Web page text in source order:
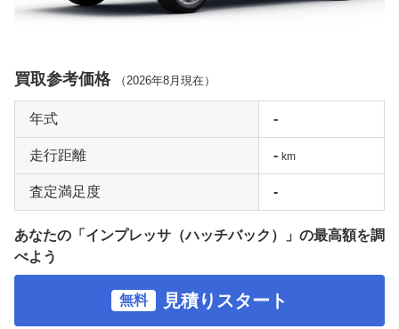
買取参考価格 （ 2026年8月 現在）
年式 -
走行距離 - km
査定満足度 -
あなたの「インプレッサ（ハッチバック）」の最高額を調
べよう
無料 見積りスタート